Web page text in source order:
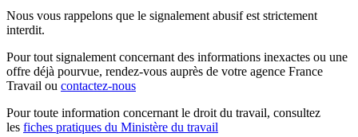
Nous vous rappelons que le signalement abusif est strictement
interdit.
Pour tout signalement concernant des informations inexactes ou une
offre déjà pourvue, rendez-vous auprès de votre agence France
Travail ou contactez-nous
Pour toute information concernant le droit du travail, consultez
les fiches pratiques du Ministère du travail